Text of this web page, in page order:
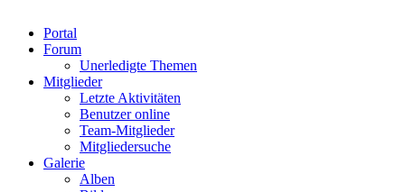
Portal
Forum
Unerledigte Themen
Mitglieder
Letzte Aktivitäten
Benutzer online
Team-Mitglieder
Mitgliedersuche
Galerie
Alben